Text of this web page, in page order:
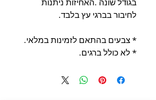
לחיבור בברגי עץ בלבד.
* צבעים בהתאם לזמינות במלאי.
* לא כולל ברגים.